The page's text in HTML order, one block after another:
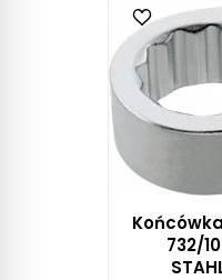
732/